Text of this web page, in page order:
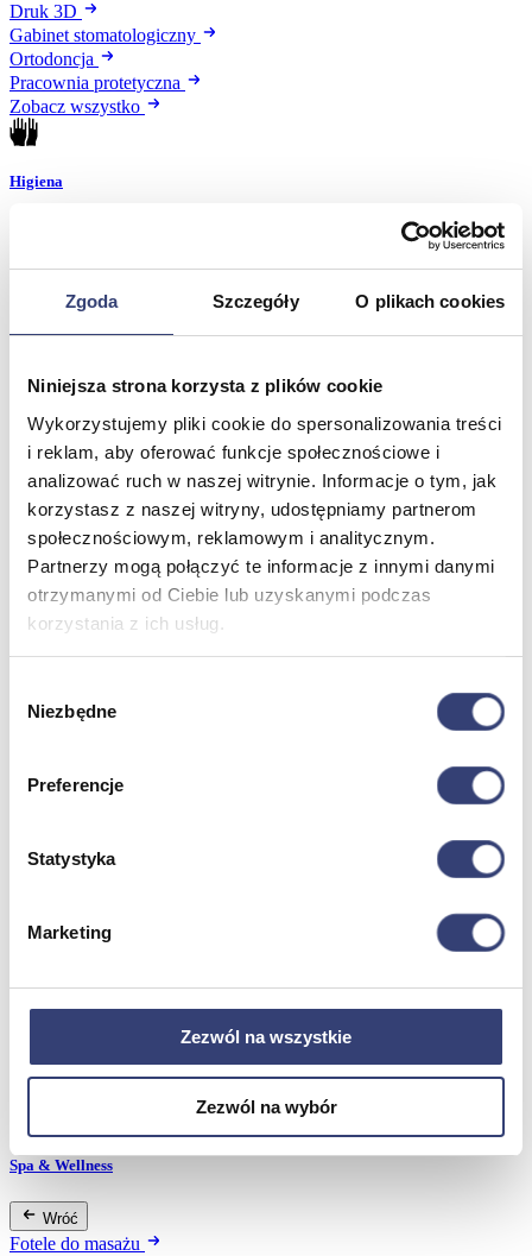
Zgoda Szczegóły O plikach cookies
Niniejsza strona korzysta z plików cookie
Wykorzystujemy pliki cookie do spersonalizowania treści
i reklam, aby oferować funkcje społecznościowe i
analizować ruch w naszej witrynie. Informacje o tym, jak
korzystasz z naszej witryny, udostępniamy partnerom
społecznościowym, reklamowym i analitycznym.
Partnerzy mogą połączyć te informacje z innymi danymi
otrzymanymi od Ciebie lub uzyskanymi podczas
korzystania z ich usług.
zgody
Niezbędne
Preferencje
Statystyka
Marketing
Zezwól na wszystkie
Zezwól na wybór
Druk 3D
Gabinet stomatologiczny
Ortodoncja
Pracownia protetyczna
Zobacz wszystko
Higiena
Pojemniki i worki na odpady
Produkty higieniczne
Materiały opatrunkowe
Asortyment drobny
Strzykawki i igły
Urządzenia
Zobacz wszystko
Profilaktyka i diagnostyka
Wróć
Pulsoksymetry
Ciśnieniomierze
Artykuły Przeciwodleżynowe
Zobacz wszystko
Meble medyczne
Wróć
Taborety i krzesła
Fotele
Spa & Wellness
Wróć
Fotele do masażu